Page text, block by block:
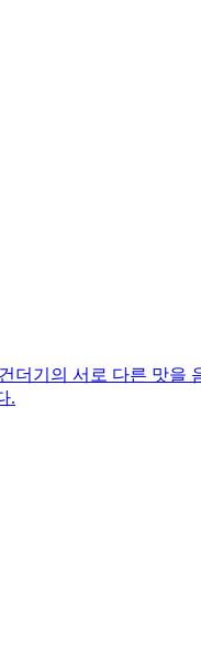
더기의 서로 다른 맛
.